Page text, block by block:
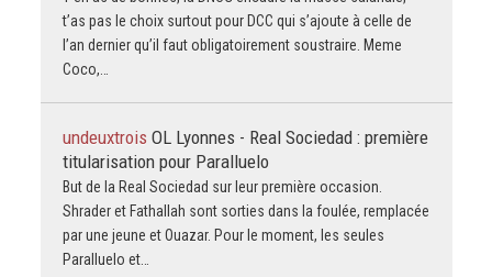
t’as pas le choix surtout pour DCC qui s’ajoute à celle de
l’an dernier qu’il faut obligatoirement soustraire. Meme
Coco,…
undeuxtrois OL Lyonnes - Real Sociedad : première
titularisation pour Paralluelo
But de la Real Sociedad sur leur première occasion.
Shrader et Fathallah sont sorties dans la foulée, remplacée
par une jeune et Ouazar. Pour le moment, les seules
Paralluelo et…